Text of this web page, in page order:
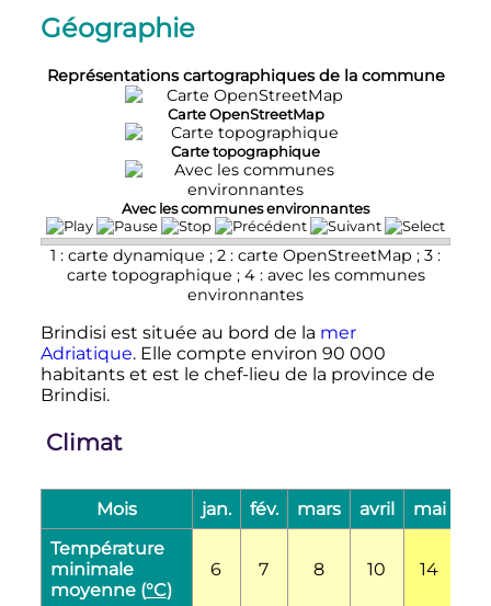
Géographie
Représentations cartographiques de la commune
Carte OpenStreetMap
Carte topographique
Avec les communes environnantes
1 : carte dynamique ; 2 : carte OpenStreetMap ; 3 :
carte topographique ; 4 : avec les communes
environnantes
Brindisi est située au bord de la mer
Adriatique. Elle compte environ 90 000
habitants et est le chef-lieu de la province de
Brindisi.
Climat
Mois jan. fév. mars avril mai
Température
minimale
moyenne (°C)
6 7 8 10 14